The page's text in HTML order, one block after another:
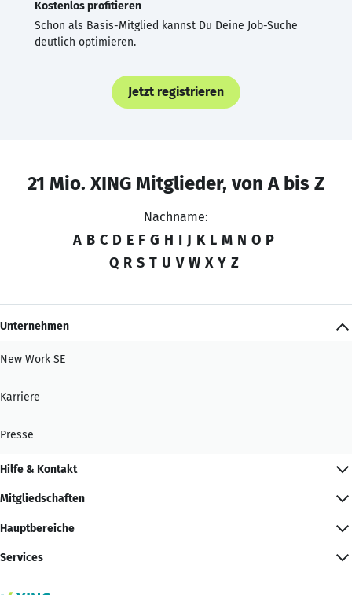
Kostenlos profitieren
Schon als Basis-Mitglied kannst Du Deine Job-Suche
deutlich optimieren.
Jetzt registrieren
21 Mio. XING Mitglieder, von A bis Z
Nachname:
A B C D E F G H I J K L M N O P
Q R S T U V W X Y Z
Unternehmen
New Work SE
Karriere
Presse
Hilfe & Kontakt
Mitgliedschaften
Hauptbereiche
Services